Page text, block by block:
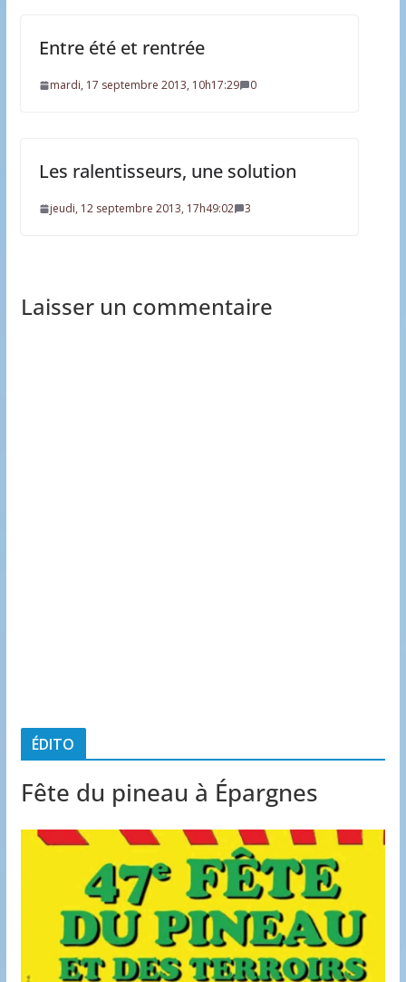
Entre été et rentrée
mardi, 17 septembre 2013, 10h17:29 0
Les ralentisseurs, une solution
jeudi, 12 septembre 2013, 17h49:02 3
Laisser un commentaire
ÉDITO
Fête du pineau à Épargnes